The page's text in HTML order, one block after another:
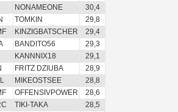
NONAMEONE
30,4
TOMKIN
29,8
KINZIGBATSCHER
29,4
BANDITO56
29,3
KANNNIX18
29,1
FRITZ DZIUBA
28,9
MIKEOSTSEE
28,8
OFFENSIVPOWER
28,6
TIKI-TAKA
28,5